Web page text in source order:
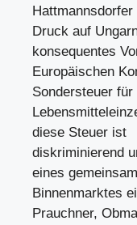
Hattmannsdorfer
Druck auf
konsequentes
Europäischen
Sondersteuer
diese Steuer ist
diskriminierend
eines
Binnenmarktes
Prauchner,